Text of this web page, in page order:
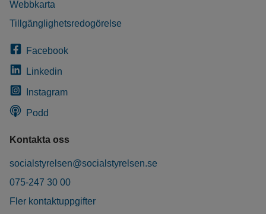
Webbkarta
Tillgänglighetsredogörelse
Facebook
Linkedin
Instagram
Podd
Kontakta oss
socialstyrelsen@socialstyrelsen.se
075-247 30 00
Fler kontaktuppgifter